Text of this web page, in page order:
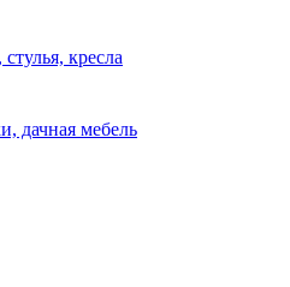
кресла
дачная мебель